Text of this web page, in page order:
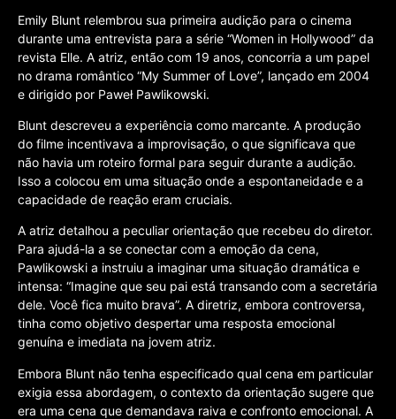
Emily Blunt relembrou sua primeira audição para o cinema
durante uma entrevista para a série “Women in Hollywood” da
revista Elle. A atriz, então com 19 anos, concorria a um papel
no drama romântico “My Summer of Love”, lançado em 2004
e dirigido por Paweł Pawlikowski.
Blunt descreveu a experiência como marcante. A produção
do filme incentivava a improvisação, o que significava que
não havia um roteiro formal para seguir durante a audição.
Isso a colocou em uma situação onde a espontaneidade e a
capacidade de reação eram cruciais.
A atriz detalhou a peculiar orientação que recebeu do diretor.
Para ajudá-la a se conectar com a emoção da cena,
Pawlikowski a instruiu a imaginar uma situação dramática e
intensa: “Imagine que seu pai está transando com a secretária
dele. Você fica muito brava”. A diretriz, embora controversa,
tinha como objetivo despertar uma resposta emocional
genuína e imediata na jovem atriz.
Embora Blunt não tenha especificado qual cena em particular
exigia essa abordagem, o contexto da orientação sugere que
era uma cena que demandava raiva e confronto emocional. A